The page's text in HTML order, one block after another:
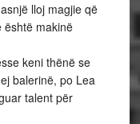
lloj magjie që
është makinë
keni thënë se
balerinë, po Lea
talent për